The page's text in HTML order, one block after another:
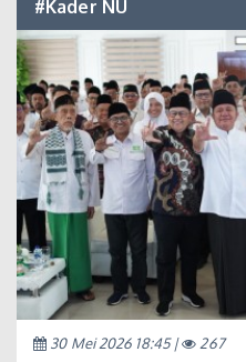
#Kader NU
30 Mei 2026 18:45 | 267